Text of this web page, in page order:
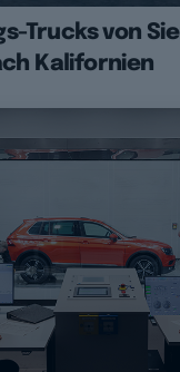
Trucks von
Kalifornien